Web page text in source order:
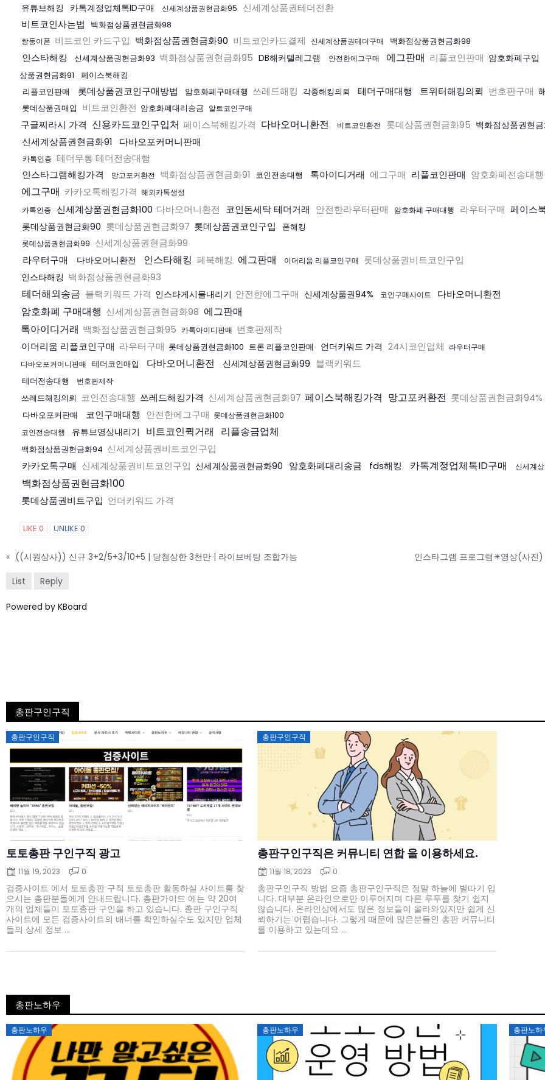
유튜브해킹 카톡계정업체톡ID구매 신세계상품권현금화95
신세계상품권테더전환
비트코인사는법
백화점상품권현금화98
쌍둥이폰 비트코인 카드구입 백화점상품권현금화90 비트코인카드결제 신세계상품권테더구매 백화점상품권현금화98
인스타해킹 신세계상품권현금화93 백화점상품권현금화95 DB해커텔레그램 안전한에그구매 에그판매 리플코인판매 암호화폐구입
상품권현금화91
페이스북해킹
리플코인판매
롯데상품권코인구매방법 암호화폐구매대행 쓰레드해킹 각종해킹의뢰 테더구매대행 트위터해킹의뢰 번호판구매
롯데상품권매입 비트코인환전 암호화폐대리송금 알트코인구매
구글찌라시 가격 신용카드코인구입처 페이스북해킹가격 다바오머니환전 비트코인환전 롯데상품권현금화95 백화점상품권현
신세계상품권현금화91 다바오포커머니판매
카톡인증 테더무통 테더전송대행
인스타그램해킹가격
망고포커환전 백화점상품권현금화91 코인전송대행 톡아이디거래 에그구매 리플코인판매 암호화폐전송대행
에그구매 카카오톡해킹가격 해외카톡생성
카톡인증
신세계상품권현금화100 다바오머니환전 코인돈세탁 테더거래 안전한라우터판매 암호화폐 구매대행 라우터구매 페이스
롯데상품권현금화90 롯데상품권현금화97 롯데상품권코인구입 폰해킹
롯데상품권현금화99 신세계상품권현금화99
라우터구매
다바오머니환전 인스타해킹 페북해킹 에그판매 이더리움 리플코인구매 롯데상품권비트코인구입
인스타해킹 백화점상품권현금화93
테더해외송금 블랙키워드 가격 인스타게시물내리기 안전한에그구매 신세계상품권94% 코인구매사이트 다바오머니환전
암호화폐 구매대행 신세계상품권현금화98 에그판매
톡아이디거래 백화점상품권현금화95 카톡아이디판매 번호판제작
이더리움 리플코인구매 라우터구매 롯데상품권현금화100 트론 리플코인판매 언더키워드 가격 24시코인업체 라우터구매
다바오포커머니판매 테더코인매입 다바오머니환전 신세계상품권현금화99 블랙키워드
테더전송대행 번호판제작
쓰레드해킹의뢰 코인전송대행 쓰레드해킹가격 신세계상품권현금화97 페이스북해킹가격 망고포커환전 롯데상품권현금화94%
다바오포커판매 코인구매대행 안전한에그구매 롯데상품권현금화100
코인전송대행
유튜브영상내리기 비트코인퀵거래 리플송금업체
백화점상품권현금화94 신세계상품권비트코인구입
카카오톡구매 신세계상품권비트코인구입 신세계상품권현금화90 암호화폐대리송금 fds해킹 카톡계정업체톡ID구매 신세계
백화점상품권현금화100
롯데상품권비트구입 언더키워드 가격
LIKE 0 UNLIKE 0
« ((시원상사)) 신규 3+2/5+3/10+5 | 당첨상한 3천만 | 라이브베팅 조합가능
List
Reply
Powered by KBoard
총판구인구직
총판구인구직
토토총판 구인구직 광고
Posted
on
11월 19, 2023 0
검증사이트 에서 토토총판 구직 토토총판 활동하실 사이트를 찾
으시는 총판분들에게 안내드립니다. 총판가이드 에는 약 20여
개의 업체들이 토토총판 구인을 하고 있습니다. 총판 구인구직
사이트에 모든 검증사이트의 배너를 확인하실수도 있지만 업체
들의 상세 정보 ...
총판구인구직
총판구인구직은 커뮤니티 연합 을 이용하세요.
Posted
on
11월 18, 2023 0
총판구인구직 방법 요즘 총판구인구직은 정말 하늘에 별따기 입
니다. 대부분 온라인으로만 이루어지며 다른 루투를 찾기 쉽지
않습니다. 온라인상에서도 많은 정보들이 올라와있지만 쉽게 신
뢰하기는 어렵습니다. 그렇게 때문에 많은분들인 총판 커뮤니티
를 이용하고 있는데요 ...
총판노하우
총판노하우
Posted
on
총판노하우
Posted
on
총판노하
Posted
on